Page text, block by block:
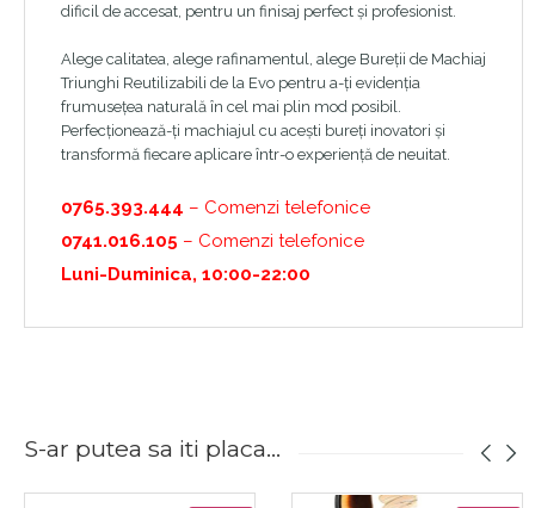
dificil de accesat, pentru un finisaj perfect și profesionist.
Alege calitatea, alege rafinamentul, alege Bureții de Machiaj
Triunghi Reutilizabili de la Evo pentru a-ți evidenția
frumusețea naturală în cel mai plin mod posibil.
Perfecționează-ți machiajul cu acești bureți inovatori și
transformă fiecare aplicare într-o experiență de neuitat.
0765.393.444 – Comenzi telefonice
0741.016.105 – Comenzi telefonice
Luni-Duminica, 10:00-22:00
S-ar putea sa iti placa...